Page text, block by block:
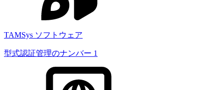
TAMSys ソフトウェア
型式認証管理のナンバー 1